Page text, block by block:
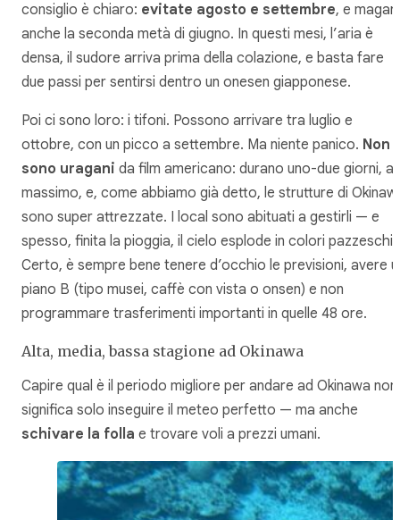
consiglio è chiaro: evitate agosto e settembre, e magari
anche la seconda metà di giugno. In questi mesi, l’aria è
densa, il sudore arriva prima della colazione, e basta fare
due passi per sentirsi dentro un onesen giapponese.
Poi ci sono loro: i tifoni. Possono arrivare tra luglio e
ottobre, con un picco a settembre. Ma niente panico. Non
sono uragani da film americano: durano uno-due giorni, al
massimo, e, come abbiamo già detto, le strutture di
sono super attrezzate. I local sono abituati a gestirli — e
spesso, finita la pioggia, il cielo esplode in colori pazzeschi.
Certo, è sempre bene tenere d’occhio le previsioni, avere
piano B (tipo musei, caffè con vista o onsen) e non
programmare trasferimenti importanti in quelle 48 ore.
Alta, media, bassa stagione ad Okinawa
Capire qual è il periodo migliore per andare ad Okinawa non
significa solo inseguire il meteo perfetto — ma anche
schivare la folla e trovare voli a prezzi umani.